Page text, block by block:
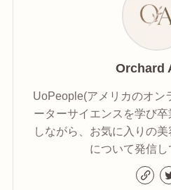
Orchard
UoPeople(アメリカのオン
ーターサイエンスを学び
しながら、お気に入りの
について発信し